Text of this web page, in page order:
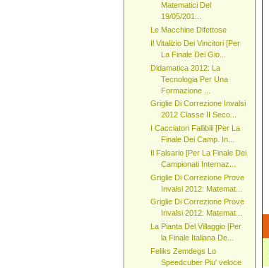
Matematici Del
19/05/201...
Le Macchine Difettose
Il Vitalizio Dei Vincitori [Per
La Finale Dei Gio...
Didamatica 2012: La
Tecnologia Per Una
Formazione ...
Griglie Di Correzione Invalsi
2012 Classe II Seco...
I Cacciatori Fallibili [Per La
Finale Dei Camp. In...
Il Falsario [Per La Finale Dei
Campionati Internaz...
Griglie Di Correzione Prove
Invalsi 2012: Matemat...
Griglie Di Correzione Prove
Invalsi 2012: Matemat...
La Pianta Del Villaggio [Per
la Finale Italiana De...
Feliks Zemdegs Lo
Speedcuber Piu' veloce